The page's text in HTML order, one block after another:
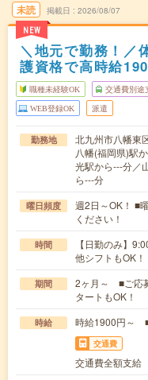
未読
NEW
掲載日 2026/08/07
＼地元で勤務！／
護資格で高時給
職種未経験OK 交通費別途
WEB登録OK 派遣
勤務地
北九州市八幡東
八幡(福岡県)駅
光駅から---分／
ら---分
曜日頻度
週2日～OK！ ■
ください！
時間
【日勤のみ】
他シフトもOK
期間
2ヶ月～ ■ご応
タートもOK！
時給 時給1900円～
交通費
交通費全額支給